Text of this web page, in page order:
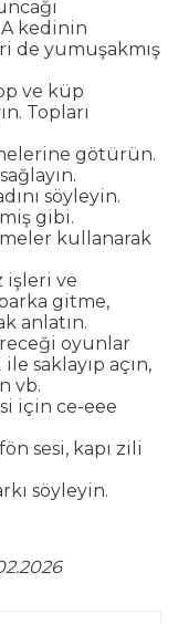
A kedinin
de yumuşakmış
ve küp
Topları
götürün.
söyleyin.
gibi.
kullanarak
işleri ve
gitme,
anlatın.
oyunlar
saklayıp açın,
vb.
için ce-eee
sesi, kapı zili
söyleyin.